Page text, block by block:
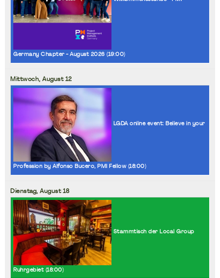
Germany Chapter - August 2026 (19:00)
Mittwoch, August12
LGDA online event: Believe in your
Profession by Alfonso Bucero, PMI Fellow (18:00)
Dienstag, August18
Stammtisch der Local Group
Ruhrgebiet (18:00)